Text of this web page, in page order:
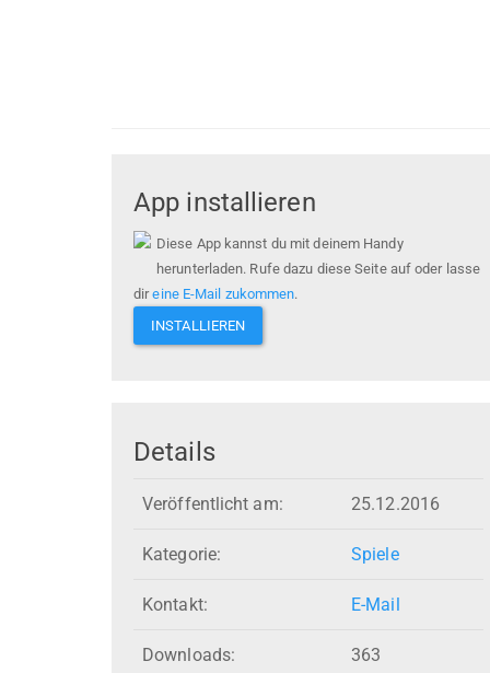
App installieren
Diese App kannst du mit deinem Handy
herunterladen. Rufe dazu diese Seite auf oder lasse
direine E-Mail zukommen.
INSTALLIEREN
Details
Veröffentlicht am: 25.12.2016
Kategorie: Spiele
Kontakt: E-Mail
Downloads: 363